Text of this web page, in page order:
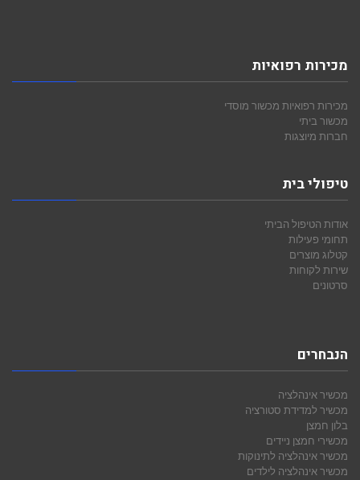
מכירות רפואיות
מכירות רפואיות מכשור מוסדי
מכשור ביתי
חברות מיוצגות
טיפולי בית
אודות הטיפול הביתי
תחומי פעילות
קטלוג מוצרים
שירות לקוחות
סרטונים
הנבחרים
מכשיר אינהלציה
מכשיר למדידת סטורציה
בלון חמצן
מכשירי חמצן ניידים
מכשיר אינהלציה לתינוקות
מכשיר אינהלציה לילדים